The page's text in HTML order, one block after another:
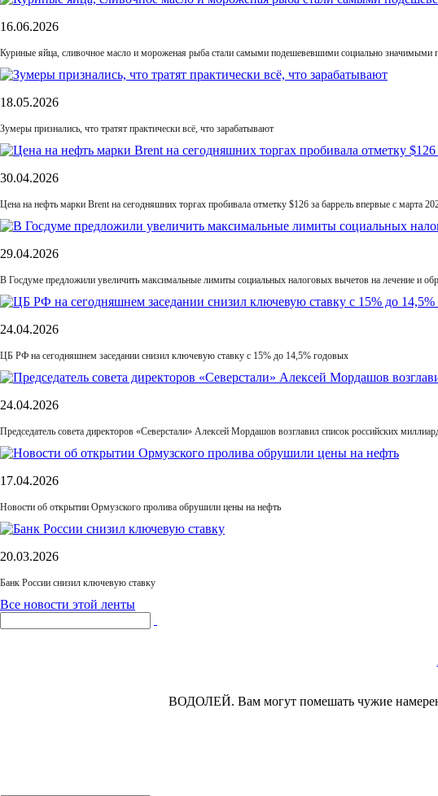
16.06.2026
Куриные яйца, сливочное масло и мороженая рыба стали самыми подешевевшими социально значимыми
18.05.2026
Зумеры признались, что тратят практически всё, что зарабатывают
30.04.2026
Цена на нефть марки Brent на сегодняшних торгах пробивала отметку $126 за баррель впервые с марта
29.04.2026
В Госдуме предложили увеличить максимальные лимиты социальных налоговых вычетов на лечение и
24.04.2026
ЦБ РФ на сегодняшнем заседании снизил ключевую ставку с 15% до 14,5% годовых
24.04.2026
Председатель совета директоров «Северстали» Алексей Мордашов возглавил список российских
17.04.2026
Новости об открытии Ормузского пролива обрушили цены на нефть
20.03.2026
Банк России снизил ключевую ставку
Все новости этой ленты
ВОДОЛЕЙ. Вам могут помешать чужие